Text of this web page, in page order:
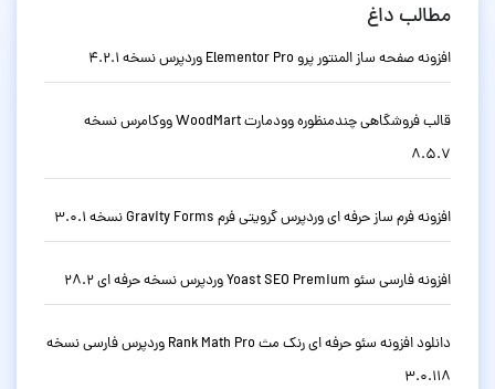
مطالب داغ
افزونه صفحه ساز المنتور پرو Elementor Pro وردپرس نسخه 4.2.1
قالب فروشگاهی چندمنظوره وودمارت WoodMart ووکامرس نسخه
8.5.7
افزونه فرم ساز حرفه ای وردپرس گرویتی فرم Gravity Forms نسخه 3.0.1
افزونه فارسی سئو Yoast SEO Premium وردپرس نسخه حرفه ای 28.2
دانلود افزونه سئو حرفه ای رنک مث Rank Math Pro وردپرس فارسی نسخه
3.0.118